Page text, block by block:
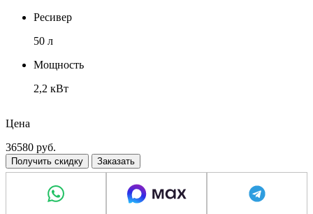
Ресивер
50 л
Мощность
2,2 кВт
Цена
36580 руб.
Получить скидку Заказать